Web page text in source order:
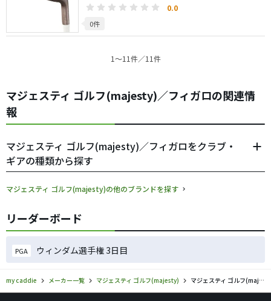
0.0
0件
1〜11件／11件
マジェスティ ゴルフ(majesty)／フィガロの関連情
報
マジェスティ ゴルフ(majesty)／フィガロをクラブ・
ギアの種類から探す
マジェスティ ゴルフ(majesty)の他のブランドを探す
リーダーボード
PGA ウィンダム選手権 3日目
my caddie メーカー一覧 マジェスティ ゴルフ(majesty) マジェスティ ゴルフ(majesty)／フィガロのゴルフギアの口コミ評価